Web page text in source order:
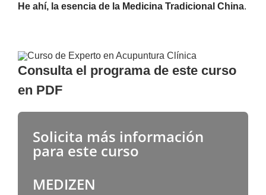
He ahí, la esencia de la Medicina Tradicional China.
Consulta el programa de este curso
en PDF
Solicita más información
para este curso
MEDIZEN